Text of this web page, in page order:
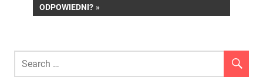
POST:
ODPOWIEDNI?